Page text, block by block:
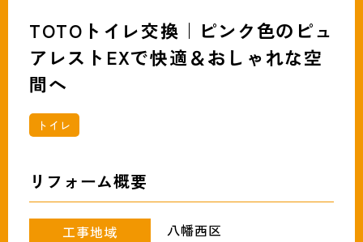
無料見積・お問合わせ
TOTOトイレ交換｜ピンク色のピュ
アレストEXで快適＆おしゃれな空
間へ
トイレ
リフォーム概要
工事地域 八幡西区